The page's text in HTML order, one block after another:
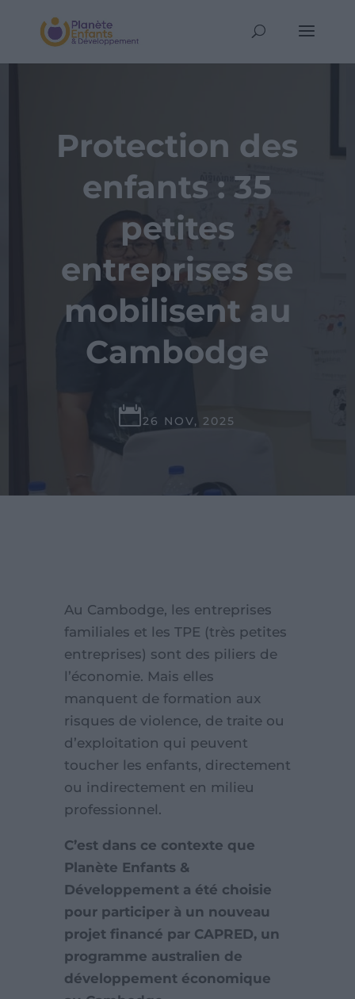
Protection des
enfants : 35
petites
entreprises se
mobilisent au
Cambodge
26 NOV, 2025
Au Cambodge, les entreprises
familiales et les TPE (très petites
entreprises) sont des piliers de
l’économie. Mais elles
manquent de formation aux
risques de violence, de traite ou
d’exploitation qui peuvent
toucher les enfants, directement
ou indirectement en milieu
professionnel.
C’est dans ce contexte que
Planète Enfants &
Développement a été choisie
pour participer à un nouveau
projet financé par CAPRED, un
programme australien de
développement économique